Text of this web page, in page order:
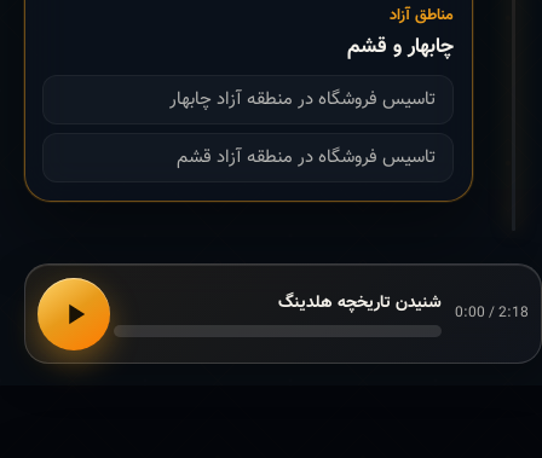
مناطق آزاد
چابهار و قشم
تاسیس فروشگاه در منطقه آزاد چابهار
تاسیس فروشگاه در منطقه آزاد قشم
0:00 / 2:18 شنیدن تاریخچه هلدینگ